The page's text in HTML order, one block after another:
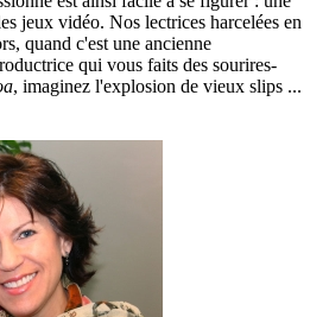
jeux vidéo. Nos lectrices harcelées en
quand c'est une ancienne
qui vous faits des sourires-
, imaginez l'explosion de vieux slips ...